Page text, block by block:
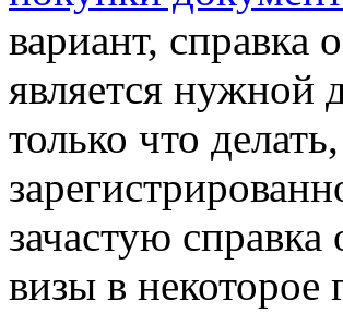
вариант, справка
является нужной
только что
зачастую
визы в некоторое